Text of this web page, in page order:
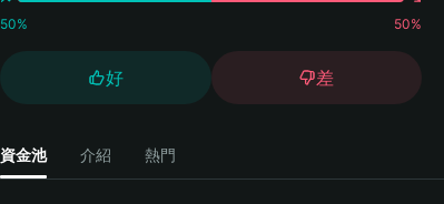
50% 50%
好 差
資金池 介紹 熱門